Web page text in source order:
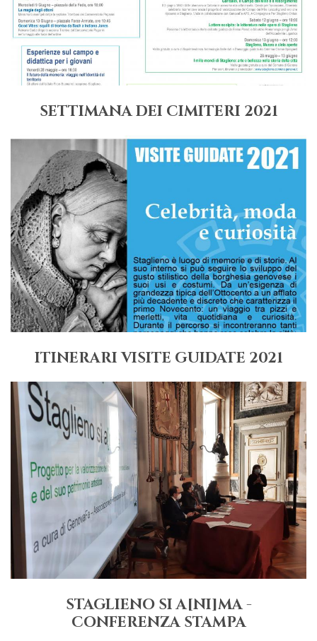
SETTIMANA DEI CIMITERI 2021
ITINERARI VISITE GUIDATE 2021
STAGLIENO SI A[NI]MA -
CONFERENZA STAMPA